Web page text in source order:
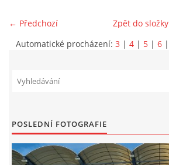
STARŠÍ PŘÍPRAVKA R 2012 + 2013
ARCHÍV
← Předchozí
Zpět do složky
Automatické procházení: 3 | 4 | 5 | 6 |
POSLEDNÍ FOTOGRAFIE